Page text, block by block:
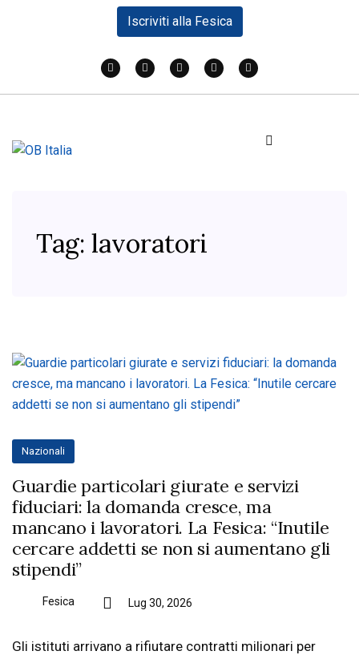
Iscriviti alla Fesica
Tag: lavoratori
Nazionali
Guardie particolari giurate e servizi
fiduciari: la domanda cresce, ma
mancano i lavoratori. La Fesica: “Inutile
cercare addetti se non si aumentano gli
stipendi”
Fesica Lug 30, 2026
Gli istituti arrivano a rifiutare contratti milionari per